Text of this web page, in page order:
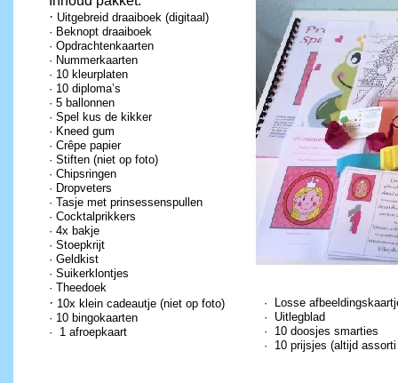
· Uitgebreid draaiboek (digitaal)
· Beknopt draaiboek
· Opdrachtenkaarten
· Nummerkaarten
· 10 kleurplaten
· 10 diploma’s
· 5 ballonnen
· Spel kus de kikker
· Kneed gum
· Crêpe papier
· Stiften (niet op foto)
· Chipsringen
· Dropveters
· Tasje met prinsessenspullen
· Cocktalprikkers
· 4x bakje
· Stoepkrijt
· Geldkist
· Suikerklontjes
· Theedoek
· 10x klein cadeautje (niet op foto)
· 10 bingokaarten
· 1 afroepkaart
· Losse
· Uitlegblad
· 10 doosjes smarties
· 10 prijsjes (altijd